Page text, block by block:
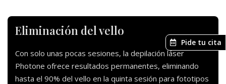
Eliminación del vello
Con solo unas pocas sesiones, la depilación láser
Photone ofrece resultados permanentes, eliminando
hasta el 90% del vello en la quinta sesión para fototipos
Pide tu cita